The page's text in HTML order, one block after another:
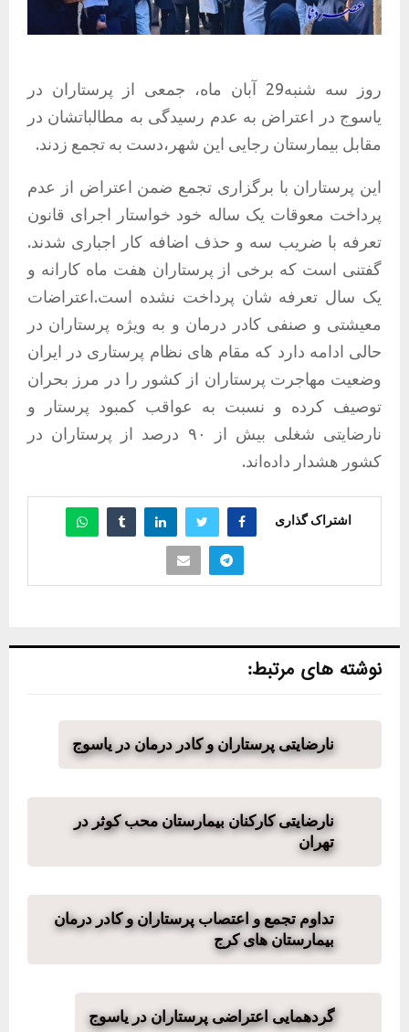
روز سه شنبه29 آبان ماه، جمعی از پرستاران در
یاسوج در اعتراض به عدم رسیدگی به مطالباتشان در
مقابل بیمارستان رجایی این شهر،دست به تجمع زدند.
این پرستاران با برگزاری تجمع ضمن اعتراض از عدم
پرداخت معوقات یک ساله خود خواستار اجرای قانون
تعرفه با ضریب سه و حذف اضافه کار اجباری شدند.
گفتنی است که برخی از پرستاران هفت ماه کارانه و
یک سال تعرفه شان پرداخت نشده است.اعتراضات
معیشتی و صنفی کادر درمان و به ویژه پرستاران در
حالی ادامه دارد که مقام های نظام پرستاری در ایران
وضعیت مهاجرت پرستاران از کشور را در مرز بحران
توصیف کرده و نسبت به عواقب کمبود پرستار و
نارضایتی شغلی بیش از ۹۰ درصد از پرستاران در
کشور هشدار داده‌اند.
اشتراک گذاری
نوشته های مرتبط:
نارضایتی پرستاران و کادر درمان در یاسوج
نارضایتی کارکنان بیمارستان محب کوثر در
تهران
تداوم تجمع و اعتصاب پرستاران و کادر درمان
بيمارستان های كرج
گردهمایی اعتراضی پرستاران در یاسوج